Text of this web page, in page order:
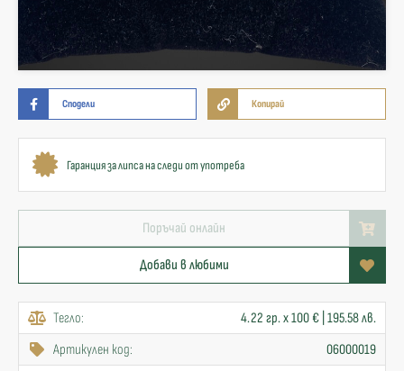
Сподели Копирай
Гаранция за липса на следи от употреба
Поръчай онлайн
Добави в любими
Тегло:
4.22 гр. x 100 € | 195.58 лв.
Артикулен код:
06000019